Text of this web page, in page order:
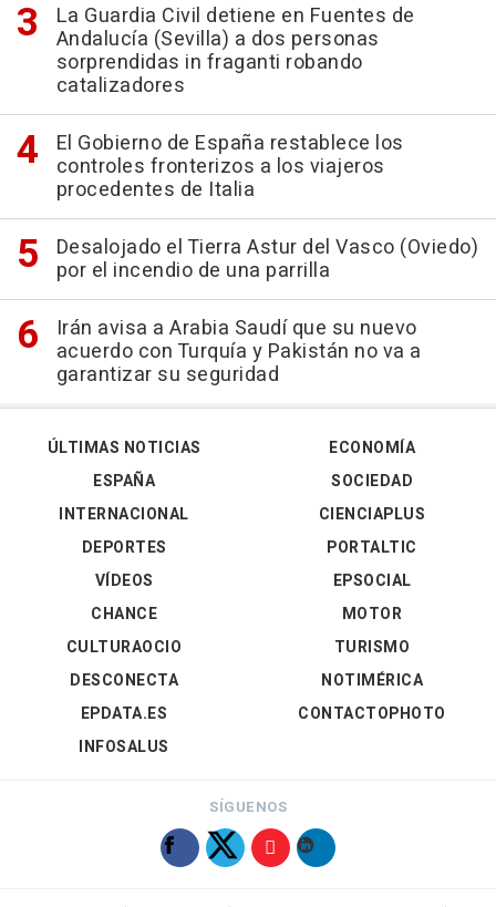
La Guardia Civil detiene en Fuentes de
Andalucía (Sevilla) a dos personas
sorprendidas in fraganti robando
catalizadores
El Gobierno de España restablece los
controles fronterizos a los viajeros
procedentes de Italia
Desalojado el Tierra Astur del Vasco (Oviedo)
por el incendio de una parrilla
Irán avisa a Arabia Saudí que su nuevo
acuerdo con Turquía y Pakistán no va a
garantizar su seguridad
ÚLTIMAS NOTICIAS
ESPAÑA
INTERNACIONAL
DEPORTES
VÍDEOS
ECONOMÍA
SOCIEDAD
CIENCIAPLUS
PORTALTIC
EPSOCIAL
CHANCE
CULTURAOCIO
DESCONECTA
EPDATA.ES
INFOSALUS
MOTOR
TURISMO
NOTIMÉRICA
CONTACTOPHOTO
SÍGUENOS